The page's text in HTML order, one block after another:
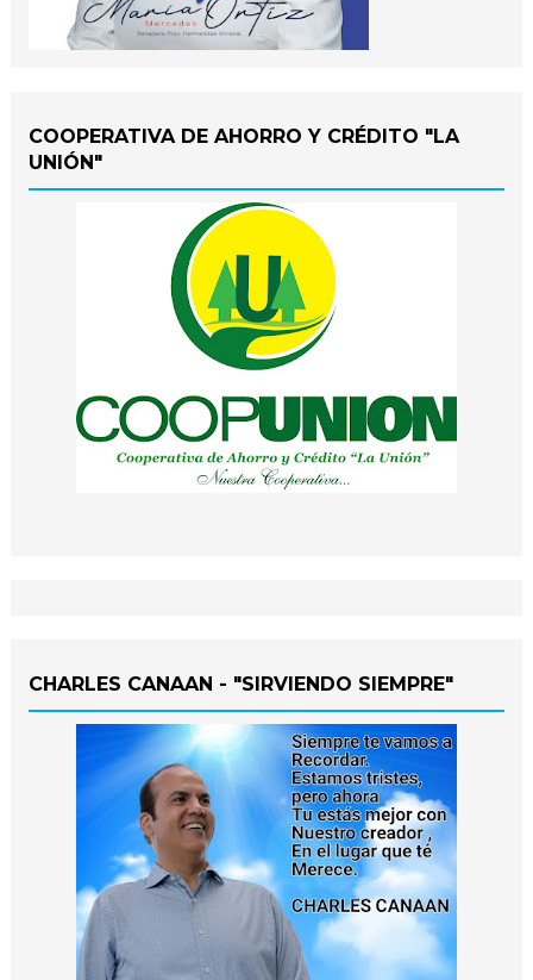
COOPERATIVA DE AHORRO Y CRÉDITO "LA
UNIÓN"
CHARLES CANAAN - "SIRVIENDO SIEMPRE"